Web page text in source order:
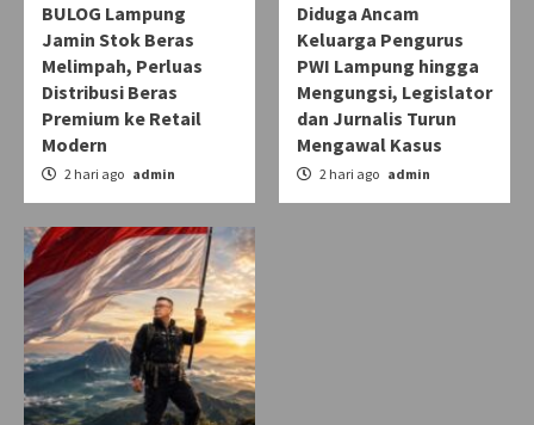
BULOG Lampung
Jamin Stok Beras
Melimpah, Perluas
Distribusi Beras
Premium ke Retail
Modern
2 hari ago admin
Diduga Ancam
Keluarga Pengurus
PWI Lampung hingga
Mengungsi, Legislator
dan Jurnalis Turun
Mengawal Kasus
2 hari ago admin